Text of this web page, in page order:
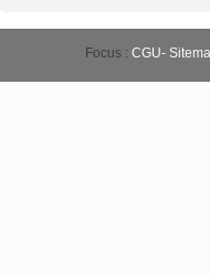
Focus : CGU-